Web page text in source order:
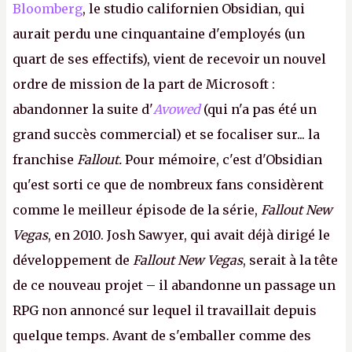
Bloomberg, le studio californien Obsidian, qui
aurait perdu une cinquantaine d'employés (un
quart de ses effectifs), vient de recevoir un nouvel
ordre de mission de la part de Microsoft :
abandonner la suite d'Avowed(qui n'a pas été un
grand succès commercial) et se focaliser sur... la
franchise Fallout. Pour mémoire, c'est d'Obsidian
qu'est sorti ce que de nombreux fans considèrent
comme le meilleur épisode de la série, Fallout New
Vegas, en 2010. Josh Sawyer, qui avait déjà dirigé le
développement de Fallout New Vegas, serait à la tête
de ce nouveau projet – il abandonne un passage un
RPG non annoncé sur lequel il travaillait depuis
quelque temps. Avant de s'emballer comme des